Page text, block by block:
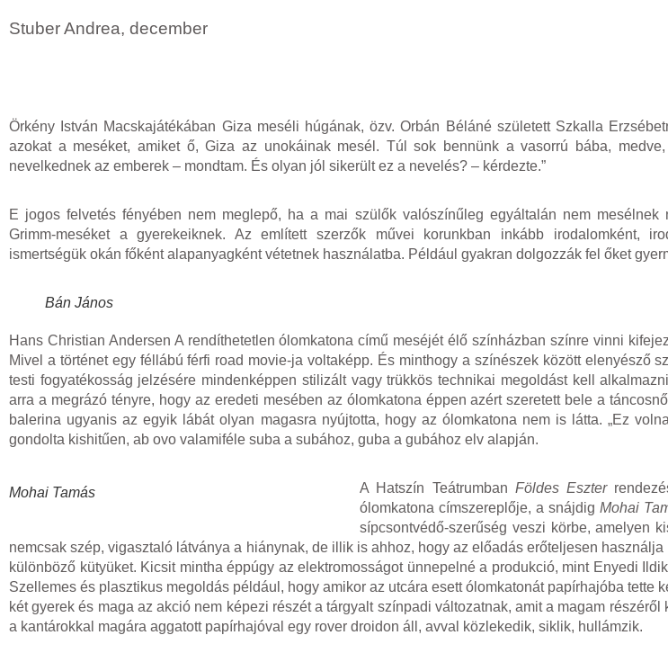
Stuber Andrea, december
Örkény István Macskajátékában Giza meséli húgának, özv. Orbán Béláné született Szkalla
azokat a meséket, amiket ő, Giza az unokáinak mesél. Túl sok bennünk a vasorrú bába,
nevelkednek az emberek – mondtam. És olyan jól sikerült ez a nevelés? – kérdezte.”
E jogos felvetés fényében nem meglepő, ha a mai szülők valószínűleg egyáltalán nem mesélnek
Grimm-meséket a gyerekeiknek. Az említett szerzők művei korunkban inkább irodalomként,
ismertségük okán főként alapanyagként vétetnek használatba. Például gyakran dolgozzák fel őket
Bán János
Hans Christian Andersen A rendíthetetlen ólomkatona című meséjét élő színházban színre vinni
Mivel a történet egy féllábú férfi road movie-ja voltaképp. És minthogy a színészek között elenyésző
testi fogyatékosság jelzésére mindenképpen stilizált vagy trükkös technikai megoldást kell
arra a megrázó tényre, hogy az eredeti mesében az ólomkatona éppen azért szeretett bele a
balerina ugyanis az egyik lábát olyan magasra nyújtotta, hogy az ólomkatona nem is látta. „Ez
gondolta kishitűen, ab ovo valamiféle suba a subához, guba a gubához elv alapján.
Mohai Tamás A Hatszín Teátrumban Földes Eszter
ólomkatona címszereplője, a snájdig Mohai
sípcsontvédő-szerűség veszi körbe, amelyen
nemcsak szép, vigasztaló látványa a hiánynak, de illik is ahhoz, hogy az előadás erőteljesen
különböző kütyüket. Kicsit mintha éppúgy az elektromosságot ünnepelné a produkció, mint Enyedi
Szellemes és plasztikus megoldás például, hogy amikor az utcára esett ólomkatonát papírhajóba tette
két gyerek és maga az akció nem képezi részét a tárgyalt színpadi változatnak, amit a magam
a kantárokkal magára aggatott papírhajóval egy rover droidon áll, avval közlekedik, siklik, hullámzik.